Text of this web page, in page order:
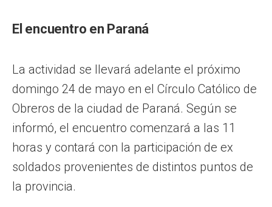
El encuentro en Paraná
La actividad se llevará adelante el próximo
domingo 24 de mayo en el Círculo Católico de
Obreros de la ciudad de Paraná. Según se
informó, el encuentro comenzará a las 11
horas y contará con la participación de ex
soldados provenientes de distintos puntos de
la provincia.